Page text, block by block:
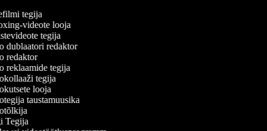
tegija
videote looja
tegija
dublaatori redaktor
redaktor
reklaamide tegija
tegija
looja
taustamuusika